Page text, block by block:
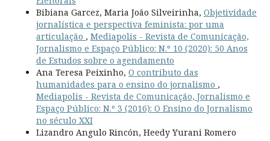
Bibiana Garcez, Maria João Silveirinha, Objetividade
jornalística e perspectiva feminista: por uma
articulação , Mediapolis - Revista de Comunicação,
Jornalismo e Espaço Público: N.º 10 (2020): 50 Anos
de Estudos sobre o agendamento
Ana Teresa Peixinho, O contributo das
humanidades para o ensino do jornalismo ,
Mediapolis - Revista de Comunicação, Jornalismo e
Espaço Público: N.º 3 (2016): O Ensino do Jornalismo
no século XXI
Lizandro Angulo Rincón, Heedy Yurani Romero